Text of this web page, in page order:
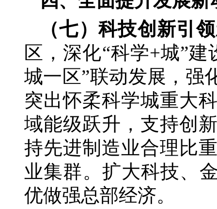
（七）科技创新引
区，深化“科学+城”
城一区”联动发展，强
突出怀柔科学城重大
域能级跃升，支持创
持先进制造业合理比
业集群。扩大科技、
优做强总部经济。